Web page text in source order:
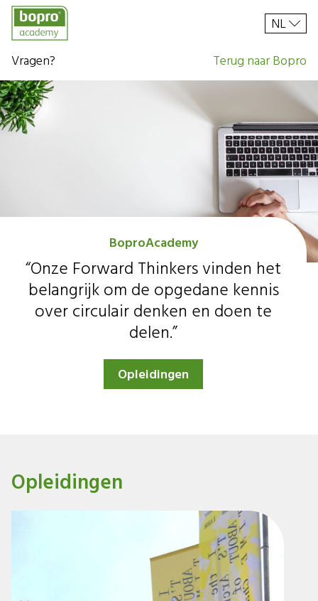
Vragen? Terug naar Bopro
NL
BoproAcademy
“Onze Forward Thinkers vinden het
belangrijk om de opgedane kennis
over circulair denken en doen te
delen.”
Opleidingen
Opleidingen